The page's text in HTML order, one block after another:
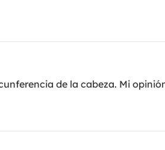
de la cabeza. Mi